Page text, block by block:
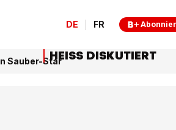
DE FR
Sauber-StarHEISS DISKUTIERT